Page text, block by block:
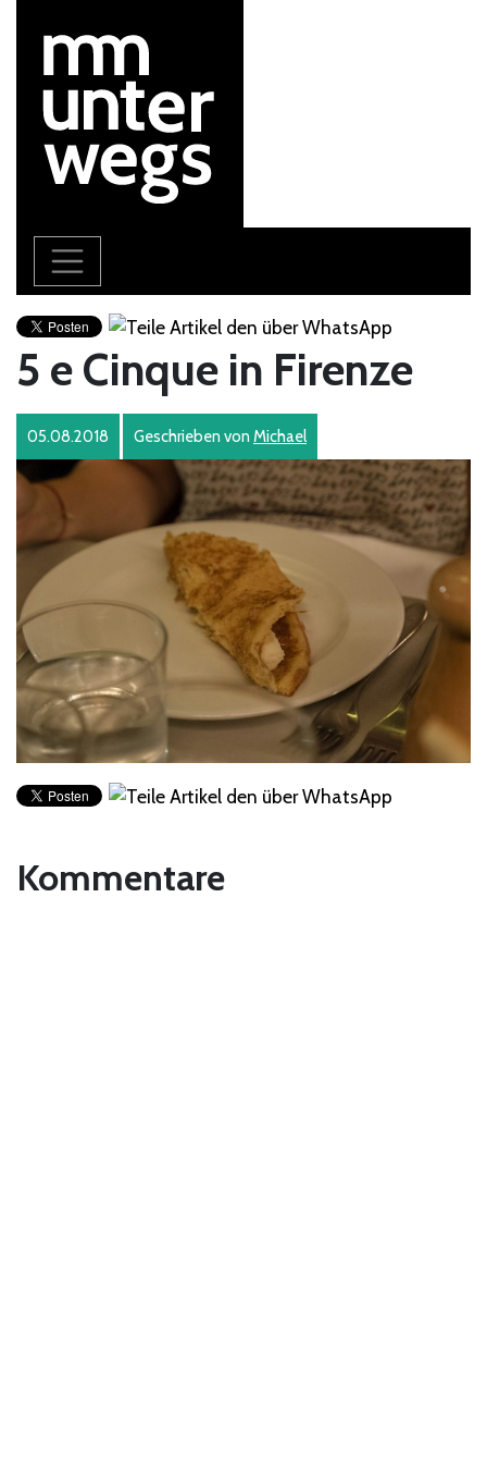
5 e Cinque in Firenze
05.08.2018 Geschrieben von Michael
Kommentare